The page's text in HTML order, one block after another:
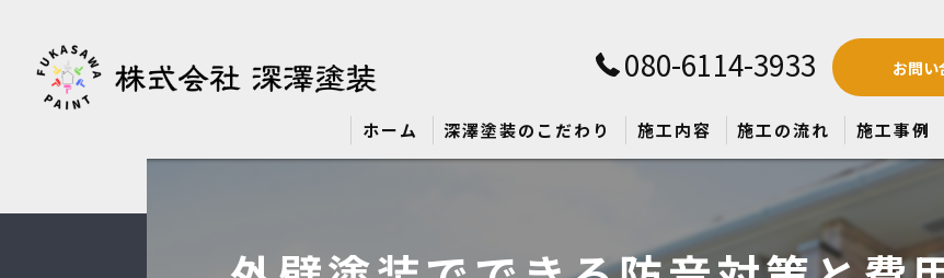
080-6114-3933 お問い
ホーム 深澤塗装のこだわり 施工内容 施工の流れ 施工事例